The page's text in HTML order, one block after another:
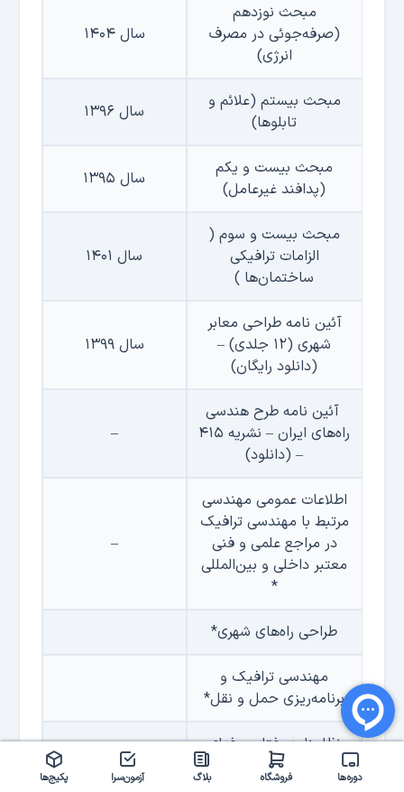
مبحث نوزدهم
(صرفه‌جوئی در مصرف
انرژی)
سال ۱۴۰۴
مبحث بیستم (علائم و
تابلوها)
سال ۱۳۹۶
مبحث بیست و یکم
(پدافند غیرعامل)
سال ۱۳۹۵
مبحث بیست و سوم (
الزامات ترافیکی
ساختمان‌ها )
سال ۱۴۰۱
آئین نامه طراحی معابر
شهری (۱۲ جلدی) –
(دانلود رایگان)
سال ۱۳۹۹
آئین نامه طرح هندسی
راه‌های ایران – نشریه ۴۱۵
– (دانلود)
–
اطلاعات عمومی مهندسی
مرتبط با مهندسی ترافیک
در مراجع علمی و فنی
معتبر داخلی و بین‌المللی
*
–
طراحی راه‌های شهری*
مهندسی ترافیک و
برنامه‌ریزی حمل و نقل*
نظامنامه رفتار حرفه‌ای
اخلاقی در مهندسی
ساختمان
دوره‌ها فروشگاه
بلاگ
آزمون‌سرا پکیج‌ها